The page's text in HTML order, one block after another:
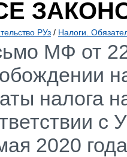
РУз / Налоги.
МФ от
налога
с
2020